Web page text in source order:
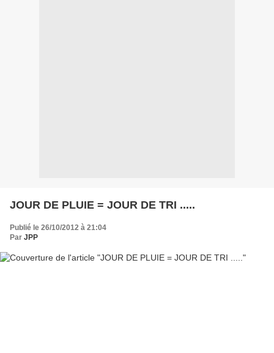
JOUR DE PLUIE = JOUR DE TRI .....
Publié le 26/10/2012 à 21:04
Par JPP